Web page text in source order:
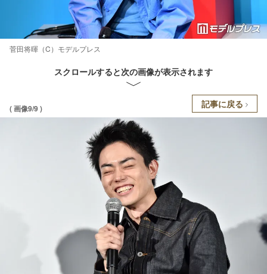
菅田将暉（C）モデルプレス
スクロールすると次の画像が表示されます
( 画像9/9 ) 記事に戻る